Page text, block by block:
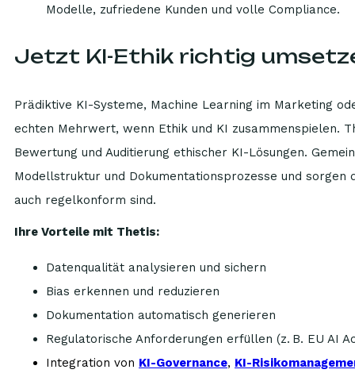
Modelle, zufriedene Kunden und volle Compliance.
Jetzt KI-Ethik richtig
Prädiktive KI-Systeme, Machine Learning im Marketing
echten Mehrwert, wenn Ethik und KI zusammenspielen.
Bewertung und Auditierung ethischer KI-Lösungen.
Modellstruktur und Dokumentationsprozesse und
auch regelkonform sind.
Ihre Vorteile mit Thetis:
Datenqualität analysieren und sichern
Bias erkennen und reduzieren
Dokumentation automatisch generieren
Regulatorische Anforderungen erfüllen (z. B. EU AI
Integration von KI-Governance, KI-